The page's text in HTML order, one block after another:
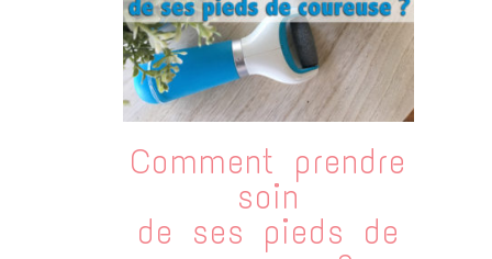
Comment prendre
soin
de ses pieds de